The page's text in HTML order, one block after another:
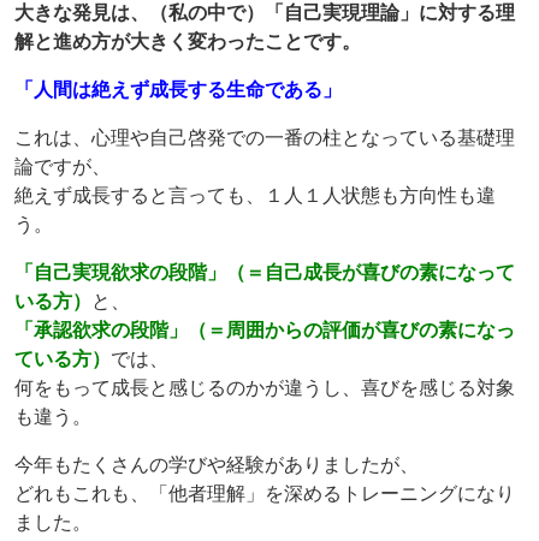
大きな発見は、（私の中で）「自己実現理論」に対する理
解と進め方が大きく変わったことです。
「人間は絶えず成長する生命である」
これは、心理や自己啓発での一番の柱となっている基礎理
論ですが、
絶えず成長すると言っても、１人１人状態も方向性も違
う。
「自己実現欲求の段階」（＝自己成長が喜びの素になって
いる方）
と、
「承認欲求の段階」（＝周囲からの評価が喜びの素になっ
ている方） では、
何をもって成長と感じるのかが違うし、喜びを感じる対象
も違う。
今年もたくさんの学びや経験がありましたが、
どれもこれも、「他者理解」を深めるトレーニングになり
ました。